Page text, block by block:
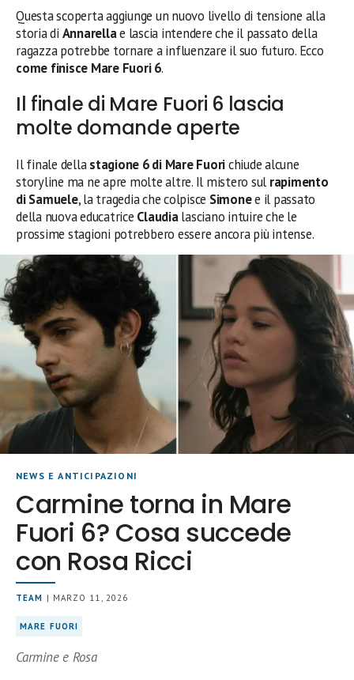
Questa scoperta aggiunge un nuovo livello di tensione alla
storia di Annarellae lascia intendere che il passato della
ragazza potrebbe tornare a influenzare il suo futuro. Ecco
come finisce Mare Fuori 6.
Il finale di Mare Fuori 6 lascia
molte domande aperte
Il finale dellastagione 6 di Mare Fuorichiude alcune
storyline ma ne apre molte altre. Il mistero sul rapimento
di Samuele, la tragedia che colpisce Simonee il passato
della nuova educatrice Claudialasciano intuire che le
prossime stagioni potrebbero essere ancora più intense.
NEWS E ANTICIPAZIONI
Carmine torna in Mare
Fuori 6? Cosa succede
con Rosa Ricci
TEAM | MARZO 11, 2026
MARE FUORI
Carmine e Rosa